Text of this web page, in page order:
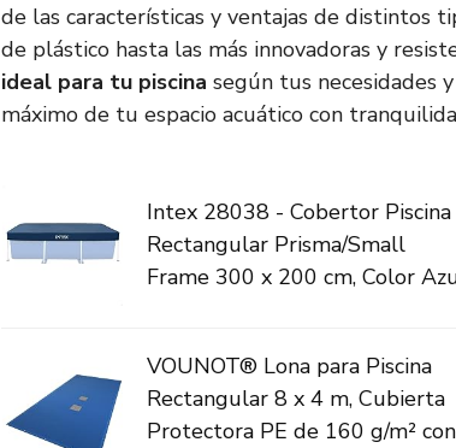
de las características y ventajas de distintos
de plástico hasta las más innovadoras y
ideal para tu piscina según tus necesidades
máximo de tu espacio acuático con
Intex 28038 - Cobertor Piscina
Rectangular Prisma/Small
Frame 300 x 200 cm, Color
VOUNOT® Lona para Piscina
Rectangular 8 x 4 m, Cubierta
Protectora PE de 160 g/m² con